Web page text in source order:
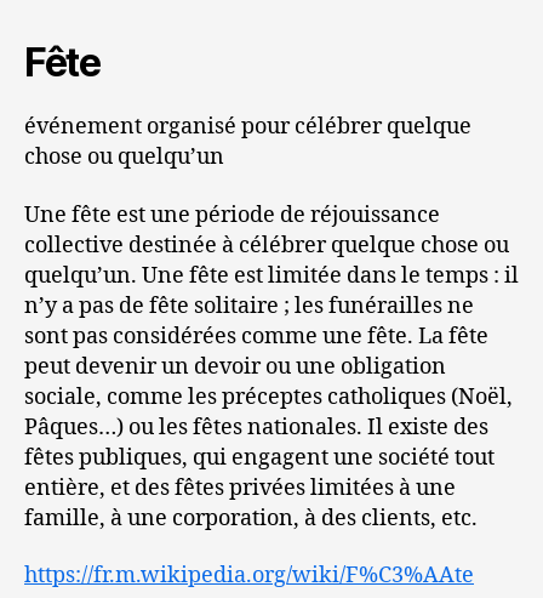
Fête
événement organisé pour célébrer quelque
chose ou quelqu’un
Une fête est une période de réjouissance
collective destinée à célébrer quelque chose ou
quelqu’un. Une fête est limitée dans le temps : il
n’y a pas de fête solitaire ; les funérailles ne
sont pas considérées comme une fête. La fête
peut devenir un devoir ou une obligation
sociale, comme les préceptes catholiques (Noël,
Pâques…) ou les fêtes nationales. Il existe des
fêtes publiques, qui engagent une société tout
entière, et des fêtes privées limitées à une
famille, à une corporation, à des clients, etc.
https://fr.m.wikipedia.org/wiki/F%C3%AAte